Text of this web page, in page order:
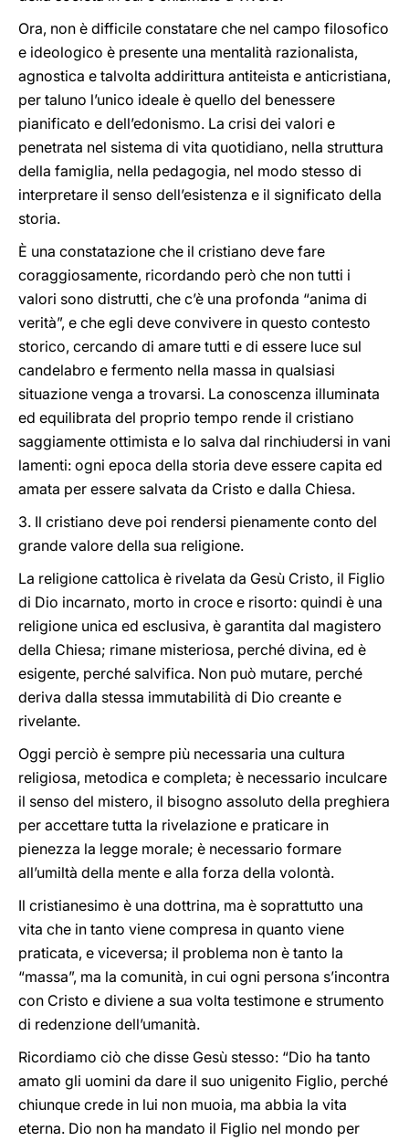
Ora, non è difficile constatare che nel campo filosofico
e ideologico è presente una mentalità razionalista,
agnostica e talvolta addirittura antiteista e anticristiana,
per taluno l’unico ideale è quello del benessere
pianificato e dell’edonismo. La crisi dei valori e
penetrata nel sistema di vita quotidiano, nella struttura
della famiglia, nella pedagogia, nel modo stesso di
interpretare il senso dell’esistenza e il significato della
storia.
È una constatazione che il cristiano deve fare
coraggiosamente, ricordando però che non tutti i
valori sono distrutti, che c’è una profonda “anima di
verità”, e che egli deve convivere in questo contesto
storico, cercando di amare tutti e di essere luce sul
candelabro e fermento nella massa in qualsiasi
situazione venga a trovarsi. La conoscenza illuminata
ed equilibrata del proprio tempo rende il cristiano
saggiamente ottimista e lo salva dal rinchiudersi in vani
lamenti: ogni epoca della storia deve essere capita ed
amata per essere salvata da Cristo e dalla Chiesa.
3. Il cristiano deve poi rendersi pienamente conto del
grande valore della sua religione.
La religione cattolica è rivelata da Gesù Cristo, il Figlio
di Dio incarnato, morto in croce e risorto: quindi è una
religione unica ed esclusiva, è garantita dal magistero
della Chiesa; rimane misteriosa, perché divina, ed è
esigente, perché salvifica. Non può mutare, perché
deriva dalla stessa immutabilità di Dio creante e
rivelante.
Oggi perciò è sempre più necessaria una cultura
religiosa, metodica e completa; è necessario inculcare
il senso del mistero, il bisogno assoluto della preghiera
per accettare tutta la rivelazione e praticare in
pienezza la legge morale; è necessario formare
all’umiltà della mente e alla forza della volontà.
Il cristianesimo è una dottrina, ma è soprattutto una
vita che in tanto viene compresa in quanto viene
praticata, e viceversa; il problema non è tanto la
“massa”, ma la comunità, in cui ogni persona s’incontra
con Cristo e diviene a sua volta testimone e strumento
di redenzione dell’umanità.
Ricordiamo ciò che disse Gesù stesso: “Dio ha tanto
amato gli uomini da dare il suo unigenito Figlio, perché
chiunque crede in lui non muoia, ma abbia la vita
eterna. Dio non ha mandato il Figlio nel mondo per